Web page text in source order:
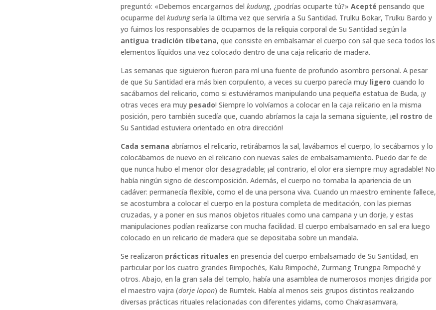
preguntó: «Debemos encargarnos del kudung, ¿podrías ocuparte tú?» Acepté pensando que
ocuparme del kudungsería la última vez que serviría a Su Santidad. Trulku Bokar, Trulku Bardo y
yo fuimos los responsables de ocuparnos de la reliquia corporal de Su Santidad según la
antigua tradición tibetana, que consiste en embalsamar el cuerpo con sal que seca todos los
elementos líquidos una vez colocado dentro de una caja relicario de madera.
Las semanas que siguieron fueron para mí una fuente de profundo asombro personal. A pesar
de que Su Santidad era más bien corpulento, a veces su cuerpo parecía muy ligero cuando lo
sacábamos del relicario, como si estuviéramos manipulando una pequeña estatua de Buda, ¡y
otras veces era muy pesado! Siempre lo volvíamos a colocar en la caja relicario en la misma
posición, pero también sucedía que, cuando abríamos la caja la semana siguiente, ¡el rostro de
Su Santidad estuviera orientado en otra dirección!
Cada semana abríamos el relicario, retirábamos la sal, lavábamos el cuerpo, lo secábamos y lo
colocábamos de nuevo en el relicario con nuevas sales de embalsamamiento. Puedo dar fe de
que nunca hubo el menor olor desagradable; ¡al contrario, el olor era siempre muy agradable! No
había ningún signo de descomposición. Además, el cuerpo no tomaba la apariencia de un
cadáver: permanecía flexible, como el de una persona viva. Cuando un maestro eminente fallece,
se acostumbra a colocar el cuerpo en la postura completa de meditación, con las piernas
cruzadas, y a poner en sus manos objetos rituales como una campana y un dorje, y estas
manipulaciones podían realizarse con mucha facilidad. El cuerpo embalsamado en sal era luego
colocado en un relicario de madera que se depositaba sobre un mandala.
Se realizaron prácticas rituales en presencia del cuerpo embalsamado de Su Santidad, en
particular por los cuatro grandes Rimpochés, Kalu Rimpoché, Zurmang Trungpa Rimpoché y
otros. Abajo, en la gran sala del templo, había una asamblea de numerosos monjes dirigida por
el maestro vajra (dorje lopon) de Rumtek. Había al menos seis grupos distintos realizando
diversas prácticas rituales relacionadas con diferentes yidams, como Chakrasamvara,